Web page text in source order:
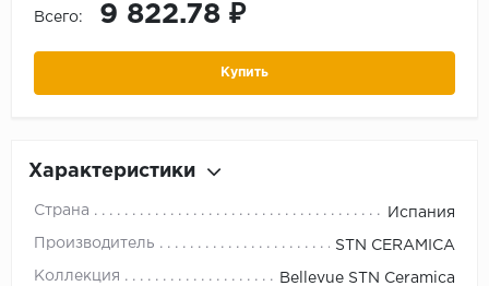
Всего: 9 822.78 ₽
Купить
Характеристики
Страна Испания
Производитель STN CERAMICA
Коллекция Bellevue STN Ceramica